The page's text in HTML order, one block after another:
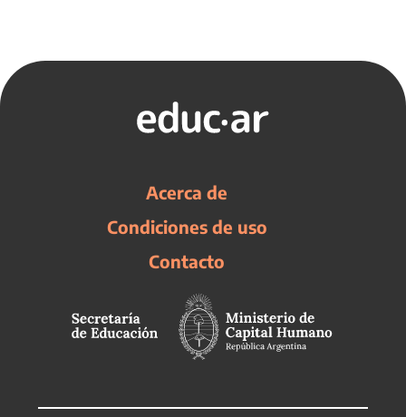
Acerca de
Condiciones de uso
Contacto